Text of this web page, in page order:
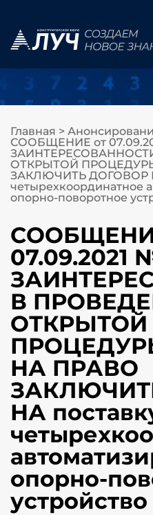
Главная >
СООБЩЕНИЕ от
ОТКРЫТОЙ
ЗАКЛЮЧИТЬ ДОГОВОР
четырехкоординатное
опорно-поворотное
07.09.2021
В
ОТКРЫТОЙ
НА ПРАВО
НА
опорно-
устройство